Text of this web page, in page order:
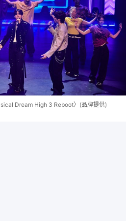
Dream High 3 Reboot〉(品牌提供)